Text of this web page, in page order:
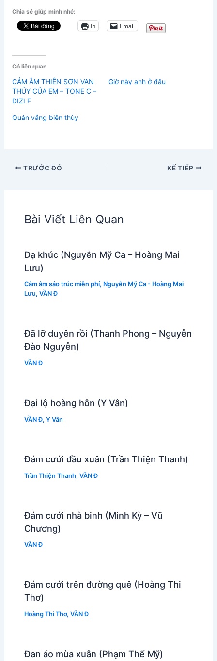
Chia sẻ giúp mình nhé:
In Email
Có liên quan
CẢM ÂM THIÊN SƠN VẠN
THỦY CỦA EM – TONE C –
DIZI F
Giờ này anh ở đâu
Quán vắng biên thùy
TRƯỚC ĐÓ KẾ TIẾP
Bài Viết Liên Quan
Dạ khúc (Nguyễn Mỹ Ca – Hoàng Mai
Lưu)
Cảm âm sáo trúc miễn phí, Nguyễn Mỹ Ca - Hoàng Mai
Lưu, VẦN Đ
Đã lỡ duyên rồi (Thanh Phong – Nguyễn
Đào Nguyễn)
VẦN Đ
Đại lộ hoàng hôn (Y Vân)
VẦN Đ, Y Vân
Đám cưới đầu xuân (Trần Thiện Thanh)
Trần Thiện Thanh, VẦN Đ
Đám cưới nhà binh (Minh Kỳ – Vũ
Chương)
VẦN Đ
Đám cưới trên đường quê (Hoàng Thi
Thơ)
Hoàng Thi Thơ, VẦN Đ
Đan áo mùa xuân (Phạm Thế Mỹ)